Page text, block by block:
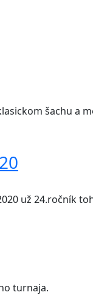
šachu a
už 24.ročník
turnaja.